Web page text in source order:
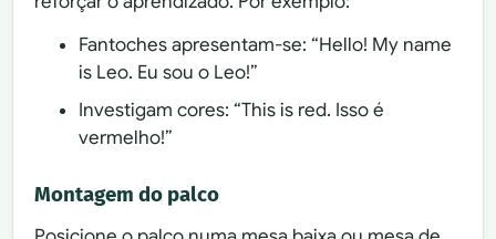
Fantoches apresentam-se: “Hello! My name
is Leo. Eu sou o Leo!”
Investigam cores: “This is red. Isso é
vermelho!”
Montagem do palco